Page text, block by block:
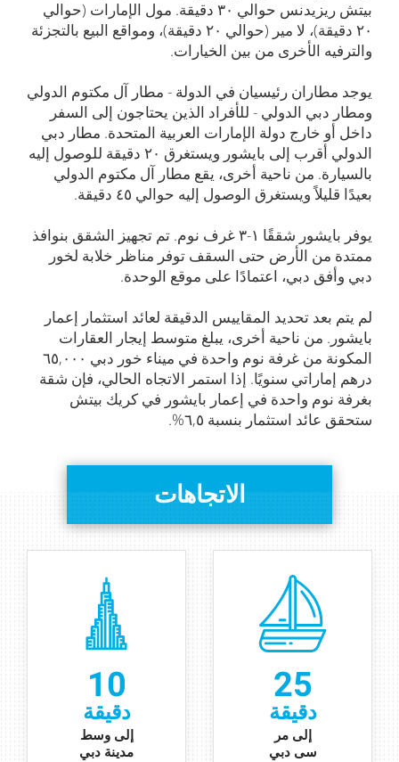
بيتش ريزيدنس حوالي ۳۰ دقيقة. مول الإمارات (حوالي
۲۰ دقيقة)، لا مير (حوالي ۲۰ دقيقة)، ومواقع البيع بالتجزئة
والترفيه الأخرى من بين الخيارات.
يوجد مطاران رئيسيان في الدولة - مطار آل مكتوم الدولي
ومطار دبي الدولي - للأفراد الذين يحتاجون إلى السفر
داخل أو خارج دولة الإمارات العربية المتحدة. مطار دبي
الدولي أقرب إلى بايشور ويستغرق ۲۰ دقيقة للوصول إليه
بالسيارة. من ناحية أخرى، يقع مطار آل مكتوم الدولي
بعيدًا قليلاً ويستغرق الوصول إليه حوالي ٤٥ دقيقة.
يوفر بايشور شققًا ۱-۳ غرف نوم. تم تجهيز الشقق بنوافذ
ممتدة من الأرض حتى السقف توفر مناظر خلابة لخور
دبي وأفق دبي، اعتمادًا على موقع الوحدة.
لم يتم بعد تحديد المقاييس الدقيقة لعائد استثمار إعمار
بايشور. من ناحية أخرى، يبلغ متوسط إيجار العقارات
المكونة من غرفة نوم واحدة في ميناء خور دبي ٦٥,۰۰۰
درهم إماراتي سنويًا. إذا استمر الاتجاه الحالي، فإن شقة
بغرفة نوم واحدة في إعمار بايشور في كريك بيتش
ستحقق عائد استثمار بنسبة ٦,٥%.
الاتجاهات
10
دقيقة
إلى وسط
مدينة دبي
25
دقيقة
إلىمر
سى دبي